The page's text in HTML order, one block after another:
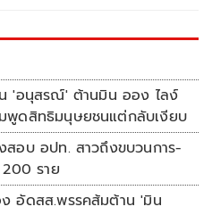
'อนุสรณ์' ต้านมิน ออง ไลง์
พูดสิทธิมนุษยชนแต่กลับเงียบ
สอบ อปท. สาวถึงขบวนการ-
200 ราย
อัดสส.พรรคส้มต้าน 'มิน